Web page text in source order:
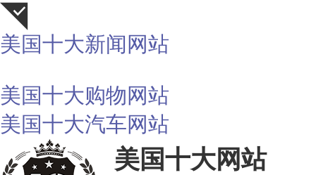
美国十大新闻网站
美国十大购物网站
美国十大汽车网站
美国十大网站